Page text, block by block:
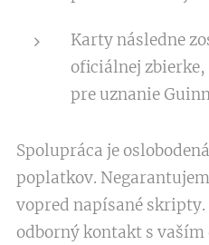
Karty následne
oficiálnej
pre uznanie
Spolupráca je
poplatkov.
vopred napísané
odborný kontakt s